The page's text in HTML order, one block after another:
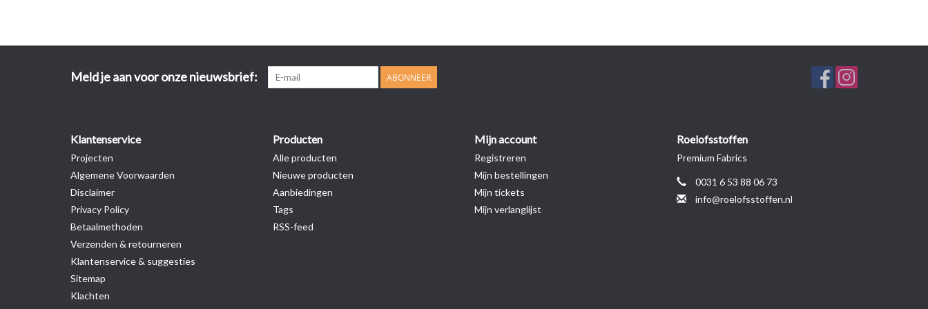
Meld je aan voor onze nieuwsbrief: ABONNEER
Klantenservice
Projecten
Algemene Voorwaarden
Disclaimer
Privacy Policy
Betaalmethoden
Verzenden & retourneren
Klantenservice & suggesties
Sitemap
Klachten
Producten
Alle producten
Nieuwe producten
Aanbiedingen
Tags
RSS-feed
Mijn account
Registreren
Mijn bestellingen
Mijn tickets
Mijn verlanglijst
Roelofsstoffen
Premium Fabrics
0031 6 53 88 06 73
info@roelofsstoffen.nl